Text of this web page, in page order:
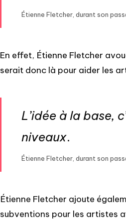
Étienne Fletcher, durant son
En effet, Étienne Fletcher
serait donc là pour aider les
L’idée à la base,
niveaux.
Étienne Fletcher, durant son
Étienne Fletcher ajoute
subventions pour les artistes